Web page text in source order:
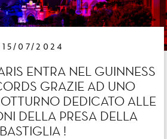
15/07/2024
ENTRA NEL GUINNESS
GRAZIE AD UNO
DEDICATO ALLE
DELLA PRESA DELLA
BASTIGLIA !